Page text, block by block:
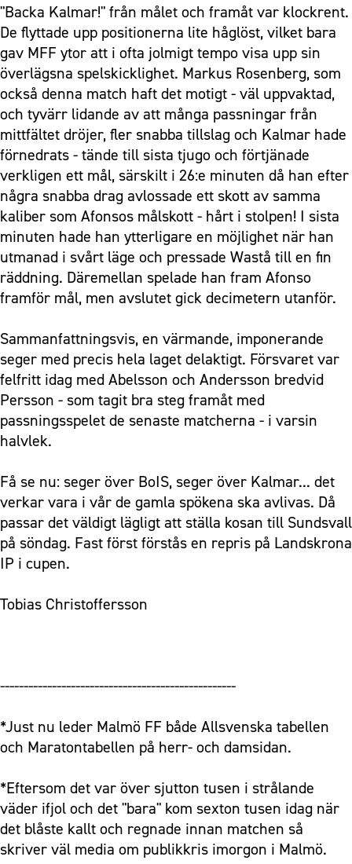
"Backa Kalmar!" från målet och framåt var klockrent.
De flyttade upp positionerna lite håglöst, vilket bara
gav MFF ytor att i ofta jolmigt tempo visa upp sin
överlägsna spelskicklighet. Markus Rosenberg, som
också denna match haft det motigt - väl uppvaktad,
och tyvärr lidande av att många passningar från
mittfältet dröjer, fler snabba tillslag och Kalmar hade
förnedrats - tände till sista tjugo och förtjänade
verkligen ett mål, särskilt i 26:e minuten då han efter
några snabba drag avlossade ett skott av samma
kaliber som Afonsos målskott - hårt i stolpen! I sista
minuten hade han ytterligare en möjlighet när han
utmanad i svårt läge och pressade Wastå till en fin
räddning. Däremellan spelade han fram Afonso
framför mål, men avslutet gick decimetern utanför.
Sammanfattningsvis, en värmande, imponerande
seger med precis hela laget delaktigt. Försvaret var
felfritt idag med Abelsson och Andersson bredvid
Persson - som tagit bra steg framåt med
passningsspelet de senaste matcherna - i varsin
halvlek.
Få se nu: seger över BoIS, seger över Kalmar... det
verkar vara i vår de gamla spökena ska avlivas. Då
passar det väldigt lägligt att ställa kosan till Sundsvall
på söndag. Fast först förstås en repris på Landskrona
IP i cupen.
Tobias Christoffersson
--------------------------------------------------
*Just nu leder Malmö FF både Allsvenska tabellen
och Maratontabellen på herr- och damsidan.
*Eftersom det var över sjutton tusen i strålande
väder ifjol och det "bara" kom sexton tusen idag när
det blåste kallt och regnade innan matchen så
skriver väl media om publikkris imorgon i Malmö.